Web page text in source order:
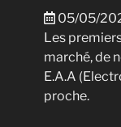
05/05/
Les
marché, de
E.A.A
proche.